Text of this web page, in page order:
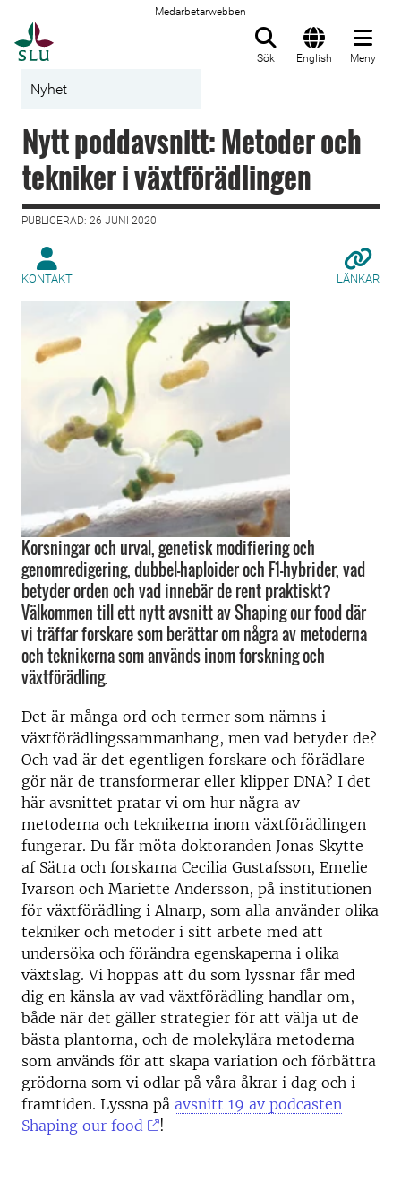
Medarbetarwebben
Sök English Meny
Nyhet
Nytt poddavsnitt: Metoder och
tekniker i växtförädlingen
PUBLICERAD: 26 JUNI 2020
KONTAKT LÄNKAR
Korsningar och urval, genetisk modifiering och
genomredigering, dubbel-haploider och F1-hybrider, vad
betyder orden och vad innebär de rent praktiskt?
Välkommen till ett nytt avsnitt av Shaping our food där
vi träffar forskare som berättar om några av metoderna
och teknikerna som används inom forskning och
växtförädling.
Det är många ord och termer som nämns i
växtförädlingssammanhang, men vad betyder de?
Och vad är det egentligen forskare och förädlare
gör när de transformerar eller klipper DNA? I det
här avsnittet pratar vi om hur några av
metoderna och teknikerna inom växtförädlingen
fungerar. Du får möta doktoranden Jonas Skytte
af Sätra och forskarna Cecilia Gustafsson, Emelie
Ivarson och Mariette Andersson, på institutionen
för växtförädling i Alnarp, som alla använder olika
tekniker och metoder i sitt arbete med att
undersöka och förändra egenskaperna i olika
växtslag. Vi hoppas att du som lyssnar får med
dig en känsla av vad växtförädling handlar om,
både när det gäller strategier för att välja ut de
bästa plantorna, och de molekylära metoderna
som används för att skapa variation och förbättra
grödorna som vi odlar på våra åkrar i dag och i
framtiden. Lyssna på avsnitt 19 av podcasten
Shaping our food
!